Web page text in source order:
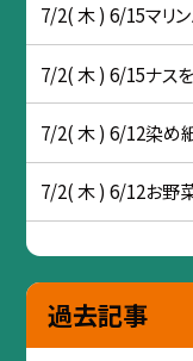
7/2( 木 ) 6/15マリン
7/2( 木 ) 6/15ナス
7/2( 木 ) 6/12染め
7/2( 木 ) 6/12お野
過去記事